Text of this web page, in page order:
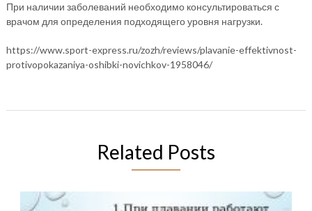
При наличии заболеваний необходимо консультироваться с
врачом для определения подходящего уровня нагрузки.
https://www.sport-express.ru/zozh/reviews/plavanie-effektivnost-
protivopokazaniya-oshibki-novichkov-1958046/
Related Posts